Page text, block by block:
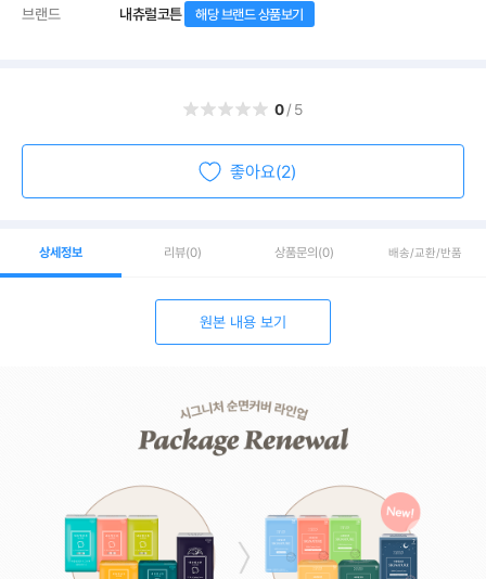
브랜드
내츄럴코튼 해당 브랜드 상품보기
0/5
좋아요(2)
상세정보 리뷰(0) 상품문의 (0) 배송/교환/반품
원본 내용 보기